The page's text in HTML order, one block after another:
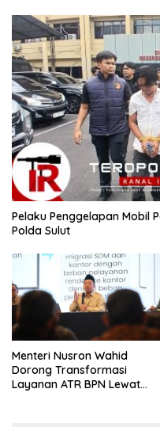
​Pelaku Penggelapan Mobil
Polda Sulut
​Menteri Nusron Wahid
Dorong Transformasi
Layanan ATR BPN Lewat